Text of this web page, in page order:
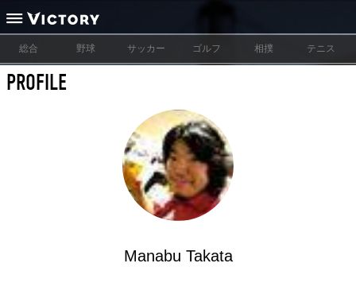
総合 野球 サッカー ゴルフ 相撲 テニス
PROFILE
Manabu Takata